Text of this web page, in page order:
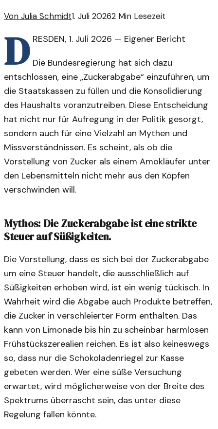
Von Julia Schmidt1. Juli 20262 Min Lesezeit
D RESDEN, 1. Juli 2026 — Eigener Bericht
Die Bundesregierung hat sich dazu
entschlossen, eine „Zuckerabgabe“ einzuführen, um
die Staatskassen zu füllen und die Konsolidierung
des Haushalts voranzutreiben. Diese Entscheidung
hat nicht nur für Aufregung in der Politik gesorgt,
sondern auch für eine Vielzahl an Mythen und
Missverständnissen. Es scheint, als ob die
Vorstellung von Zucker als einem Amokläufer unter
den Lebensmitteln nicht mehr aus den Köpfen
verschwinden will.
Mythos: Die Zuckerabgabe ist eine strikte
Steuer auf Süßigkeiten.
Die Vorstellung, dass es sich bei der Zuckerabgabe
um eine Steuer handelt, die ausschließlich auf
Süßigkeiten erhoben wird, ist ein wenig tückisch. In
Wahrheit wird die Abgabe auch Produkte betreffen,
die Zucker in verschleierter Form enthalten. Das
kann von Limonade bis hin zu scheinbar harmlosen
Frühstückszerealien reichen. Es ist also keineswegs
so, dass nur die Schokoladenriegel zur Kasse
gebeten werden. Wer eine süße Versuchung
erwartet, wird möglicherweise von der Breite des
Spektrums überrascht sein, das unter diese
Regelung fallen könnte.